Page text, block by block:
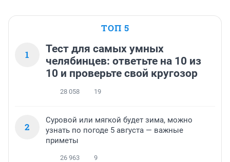
ТОП 5
1
Тест для самых умных
челябинцев: ответьте на 10 из
10 и проверьте свой кругозор
28 058 19
2
Суровой или мягкой будет зима, можно
узнать по погоде 5 августа — важные
приметы
26 963 9